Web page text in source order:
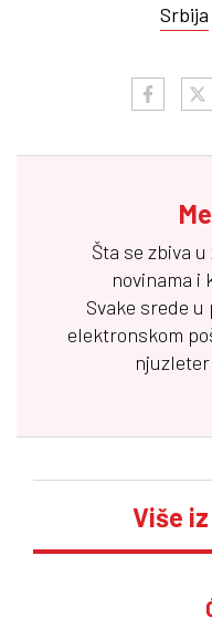
Srbija
Šta se zbiva
novinama i
Svake srede u
elektronskom
Više